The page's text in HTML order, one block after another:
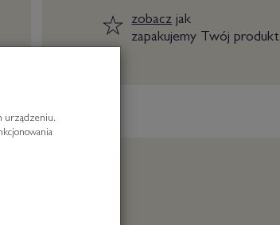
zobaczjak
zapakujemy Twój produkt
urządzeniu.